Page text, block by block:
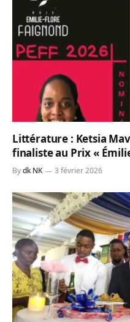
Littérature : Ketsia
finaliste au Prix «
Bydk NK 3 février 2026